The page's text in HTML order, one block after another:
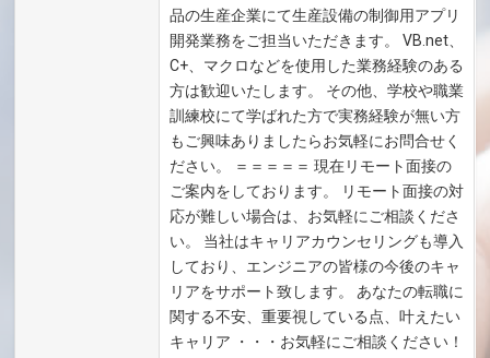
品の生産企業にて生産設備の制御用アプリ
開発業務をご担当いただきます。 VB.net、
C+、マクロなどを使用した業務経験のある
方は歓迎いたします。 その他、学校や職業
訓練校にて学ばれた方で実務経験が無い方
もご興味ありましたらお気軽にお問合せく
ださい。 ＝＝＝＝＝ 現在リモート面接の
ご案内をしております。 リモート面接の対
応が難しい場合は、お気軽にご相談くださ
い。 当社はキャリアカウンセリングも導入
しており、エンジニアの皆様の今後のキャ
リアをサポート致します。 あなたの転職に
関する不安、重要視している点、叶えたい
キャリア ・・・お気軽にご相談ください！